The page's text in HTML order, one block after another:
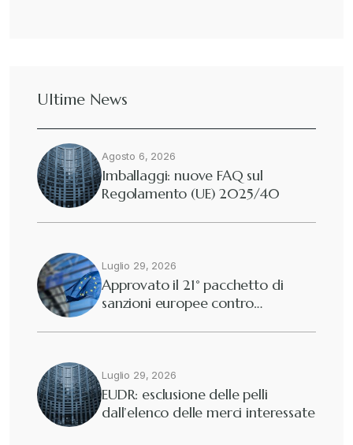
Ultime News
Agosto 6, 2026
Imballaggi: nuove FAQ sul
Regolamento (UE) 2025/40
Luglio 29, 2026
Approvato il 21° pacchetto di
sanzioni europee contro…
Luglio 29, 2026
EUDR: esclusione delle pelli
dall’elenco delle merci interessate